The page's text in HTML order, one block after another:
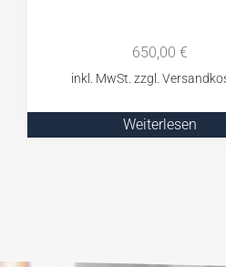
650,00 €
Weiterlesen